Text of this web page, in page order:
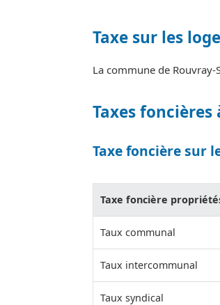
Taxe sur les
La commune de
Taxes foncières
Taxe foncière sur
Taxe foncière
Taux communal
Taux intercommunal
Taux syndical